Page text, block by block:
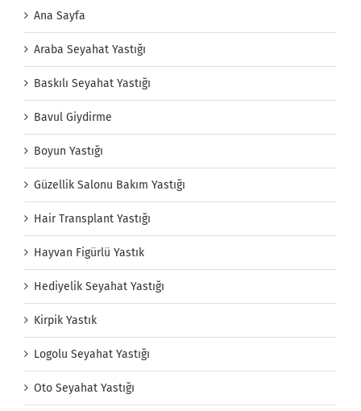
Ana Sayfa
Araba Seyahat Yastığı
Baskılı Seyahat Yastığı
Bavul Giydirme
Boyun Yastığı
Güzellik Salonu Bakım Yastığı
Hair Transplant Yastığı
Hayvan Figürlü Yastık
Hediyelik Seyahat Yastığı
Kirpik Yastık
Logolu Seyahat Yastığı
Oto Seyahat Yastığı